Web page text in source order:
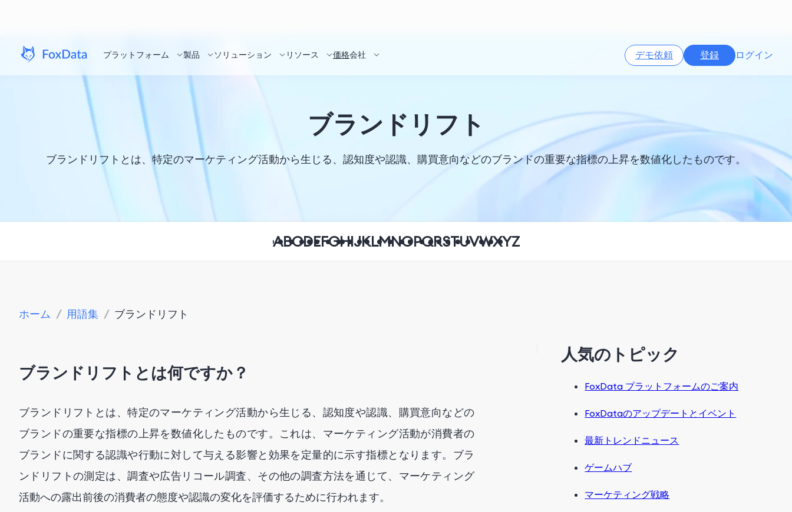
プラットフォーム 製品 ソリューション リソース 価格会社 デモ依頼 登録 ログイン
ブランドリフト
ブランドリフトとは、特定のマーケティング活動から生じる、認知度や認識、購買意向などのブランドの重要な指標の上昇を数値化したものです。
ABCDEFGHIJKLMNOPQRSTUVWXYZ
ホーム / 用語集 / ブランドリフト
ブランドリフトとは何ですか？
ブランドリフトとは、特定のマーケティング活動から生じる、認知度や認識、購買意向などの
ブランドの重要な指標の上昇を数値化したものです。これは、マーケティング活動が消費者の
ブランドに関する認識や行動に対して与える影響と効果を定量的に示す指標となります。ブラ
ンドリフトの測定は、調査や広告リコール調査、その他の調査方法を通じて、マーケティング
活動への露出前後の消費者の態度や認識の変化を評価するために行われます。
人気のトピック
FoxData プラットフォームのご案内
FoxDataのアップデートとイベント
最新トレンドニュース
ゲームハブ
マーケティング戦略